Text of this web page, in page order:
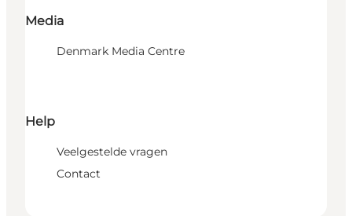
Media
Denmark Media Centre
Help
Veelgestelde vragen
Contact